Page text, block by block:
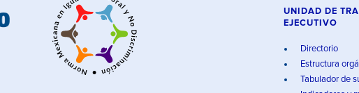
UNIDAD DE
EJECUTIVO
Directorio
Estructura
Tabulador de